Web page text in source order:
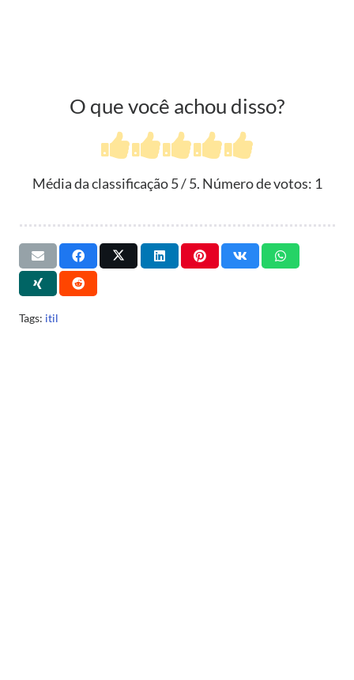
O que você achou disso?
Média da classificação5/ 5. Número de votos: 1
Tags: itil